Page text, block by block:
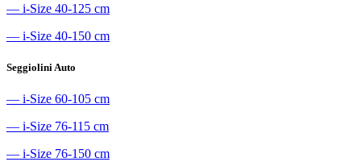
― i-Size 40-125 cm
― i-Size 40-150 cm
Seggiolini Auto
― i-Size 60-105 cm
― i-Size 76-115 cm
― i-Size 76-150 cm